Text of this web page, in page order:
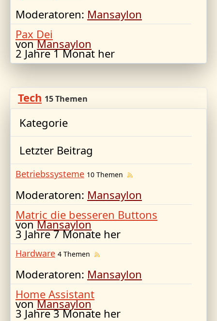
Moderatoren: Mansaylon
Pax Dei
vonMansaylon
2 Jahre 1 Monat her
Tech 15 Themen
Kategorie
Letzter Beitrag
Betriebssysteme 10 Themen
Moderatoren: Mansaylon
Matric die besseren Buttons
vonMansaylon
3 Jahre 7 Monate her
Hardware 4 Themen
Moderatoren: Mansaylon
Home Assistant
vonMansaylon
3 Jahre 3 Monate her